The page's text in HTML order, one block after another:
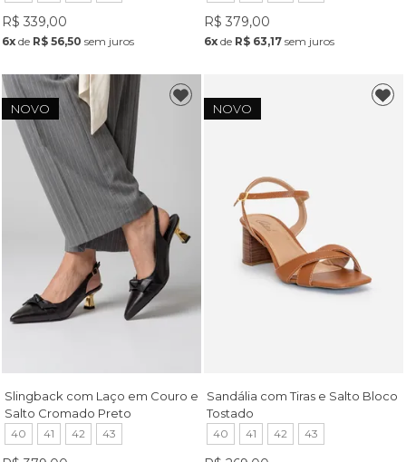
R$ 339,00
6xde R$ 56,50 sem juros
R$ 379,00
6x de R$ 63,17 sem juros
NOVO
Slingback com Laço em Couro e
Salto Cromado Preto
40 41 42 43
NOVO
Sandália com Tiras e Salto Bloco
Tostado
40 41 42 43